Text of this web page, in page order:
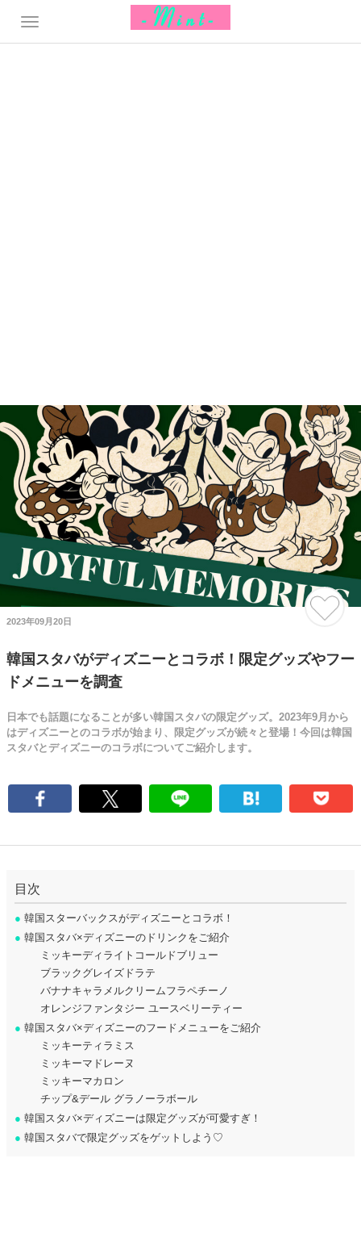
2023年09月20日
韓国スタバがディズニーとコラボ！限定グッズやフー
ドメニューを調査
日本でも話題になることが多い韓国スタバの限定グッズ。2023年9月から
はディズニーとのコラボが始まり、限定グッズが続々と登場！今回は韓国
スタバとディズニーのコラボについてご紹介します。
目次
● 韓国スターバックスがディズニーとコラボ！
● 韓国スタバ×ディズニーのドリンクをご紹介
ミッキーディライトコールドブリュー
ブラックグレイズドラテ
バナナキャラメルクリームフラペチーノ
オレンジファンタジー ユースベリーティー
● 韓国スタバ×ディズニーのフードメニューをご紹介
ミッキーティラミス
ミッキーマドレーヌ
ミッキーマカロン
チップ&デール グラノーラボール
● 韓国スタバ×ディズニーは限定グッズが可愛すぎ！
● 韓国スタバで限定グッズをゲットしよう♡